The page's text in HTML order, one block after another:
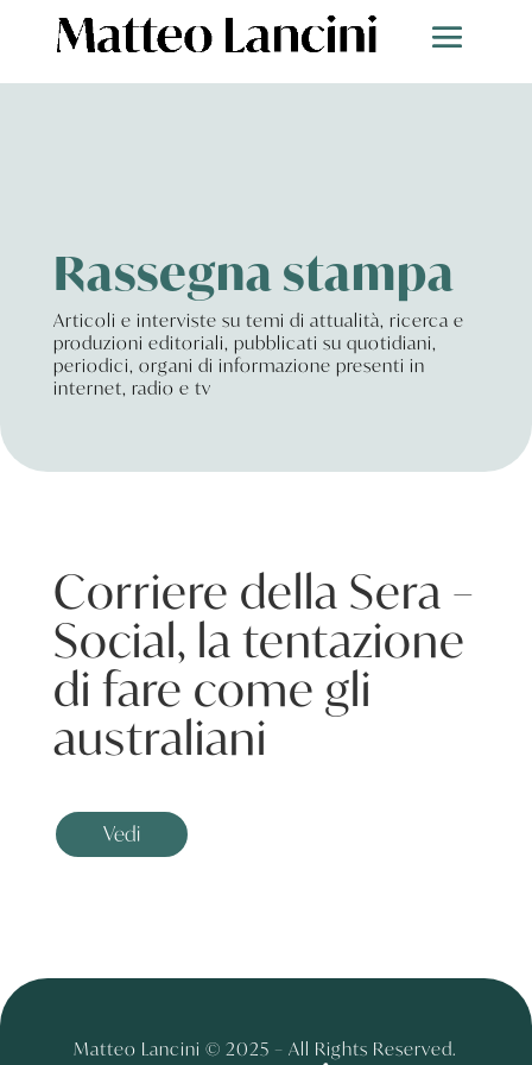
Rassegna stampa
Articoli e interviste su temi di attualità, ricerca e
produzioni editoriali, pubblicati su quotidiani,
periodici, organi di informazione presenti in
internet, radio e tv
Corriere della Sera –
Social, la tentazione
di fare come gli
australiani
Vedi
Matteo Lancini © 2025 – All Rights Reserved.